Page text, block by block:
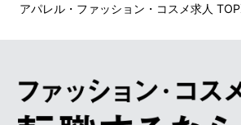
アパレル・ファッション・コスメ求人 TOP